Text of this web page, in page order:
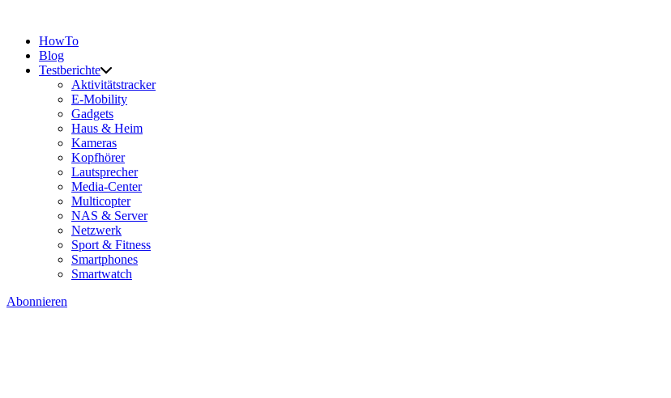
HowTo
Blog
Testberichte
Aktivitätstracker
E-Mobility
Gadgets
Haus & Heim
Kameras
Kopfhörer
Lautsprecher
Media-Center
Multicopter
NAS & Server
Netzwerk
Sport & Fitness
Smartphones
Smartwatch
Abonnieren